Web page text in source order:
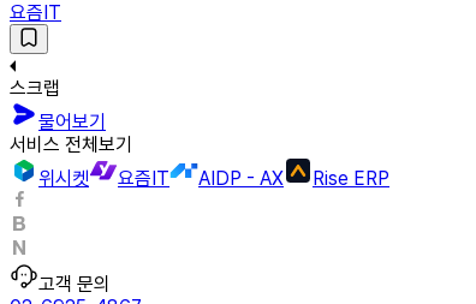
요즘IT
스크랩
물어보기
서비스 전체보기
위시켓
요즘IT AIDP - AX Rise ERP
고객 문의